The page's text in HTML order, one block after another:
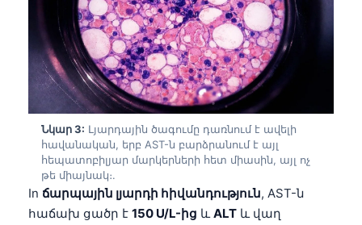
Նկար 3: Լյարդային ծագումը դառնում է ավելի
հավանական, երբ AST-ն բարձրանում է այլ
հեպատոբիլյար մարկերների հետ միասին, այլ ոչ
թե միայնակ։.
In ճարպային լյարդի հիվանդություն, AST-ն
հաճախ ցածր է 150 U/L-ից ևALT և վաղ